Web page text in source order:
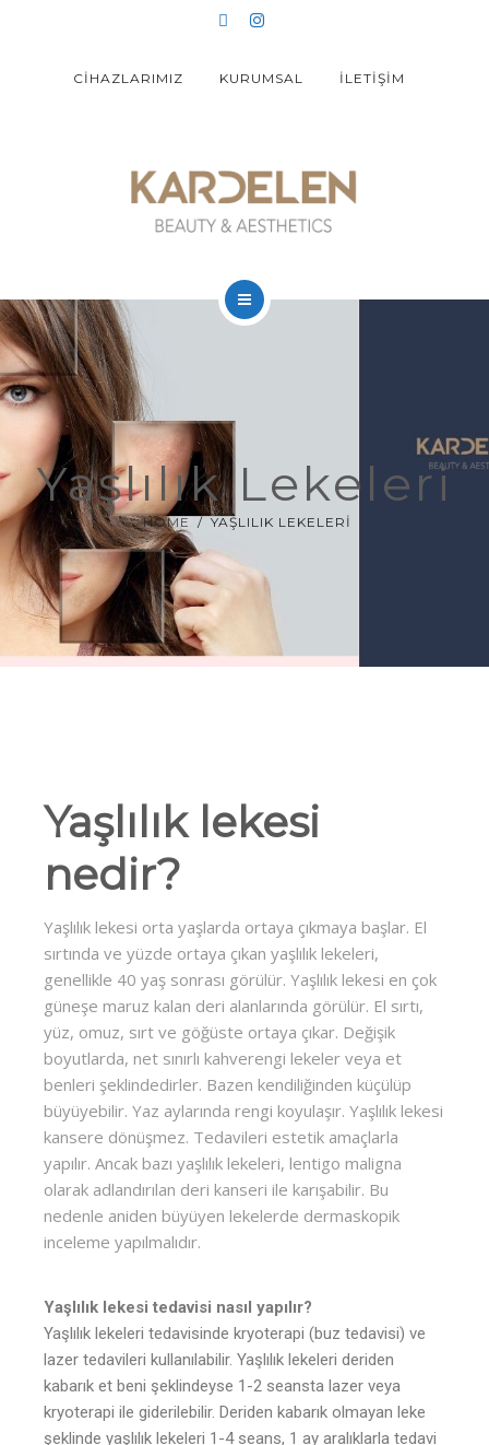
KALICI MAKYAJ
360 SANAL TUR
CİHAZLARIMIZ KURUMSAL İLETİŞİM
ANASAYFA
YÜZ GENÇLEŞTİRME
LAZER EPİLASYON
KALICI MAKYAJ
ZAYIFLAMA
UYGULAMALAR
HYPOXİ
Yaşlılık Lekeleri
HOME YAŞLILIK LEKELERI
Yaşlılık lekesi
nedir?
Yaşlılık lekesi orta yaşlarda ortaya çıkmaya başlar. El
sırtında ve yüzde ortaya çıkan yaşlılık lekeleri,
genellikle 40 yaş sonrası görülür. Yaşlılık lekesi en çok
güneşe maruz kalan deri alanlarında görülür. El sırtı,
yüz, omuz, sırt ve göğüste ortaya çıkar. Değişik
boyutlarda, net sınırlı kahverengi lekeler veya et
benleri şeklindedirler. Bazen kendiliğinden küçülüp
büyüyebilir. Yaz aylarında rengi koyulaşır. Yaşlılık lekesi
kansere dönüşmez. Tedavileri estetik amaçlarla
yapılır. Ancak bazı yaşlılık lekeleri, lentigo maligna
olarak adlandırılan deri kanseri ile karışabilir. Bu
nedenle aniden büyüyen lekelerde dermaskopik
inceleme yapılmalıdır.
Yaşlılık lekesi tedavisi nasıl yapılır?
Yaşlılık lekeleri tedavisinde kryoterapi (buz tedavisi) ve
lazer tedavileri kullanılabilir. Yaşlılık lekeleri deriden
kabarık et beni şeklindeyse 1-2 seansta lazer veya
kryoterapi ile giderilebilir. Deriden kabarık olmayan leke
şeklinde yaşlılık lekeleri 1-4 seans, 1 ay aralıklarla tedavi